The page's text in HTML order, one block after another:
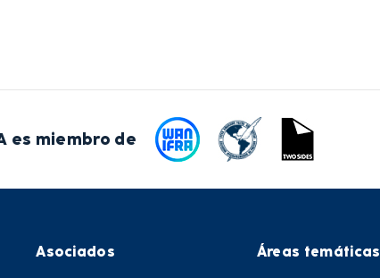
es miembro de
Asociados
Áreas temáticas